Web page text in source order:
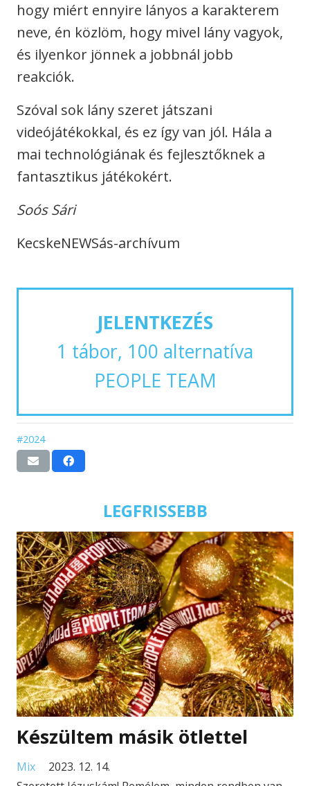
hogy miért ennyire lányos a karakterem
neve, én közlöm, hogy mivel lány vagyok,
és ilyenkor jönnek a jobbnál jobb
reakciók.
Szóval sok lány szeret játszani
videójátékokkal, és ez így van jól. Hála a
mai technológiának és fejlesztőknek a
fantasztikus játékokért.
Soós Sári
KecskeNEWSás-archívum
JELENTKEZÉS
1 tábor, 100 alternatíva
PEOPLE TEAM
#2024
LEGFRISSEBB
Készültem másik ötlettel
Mix
2023. 12. 14.